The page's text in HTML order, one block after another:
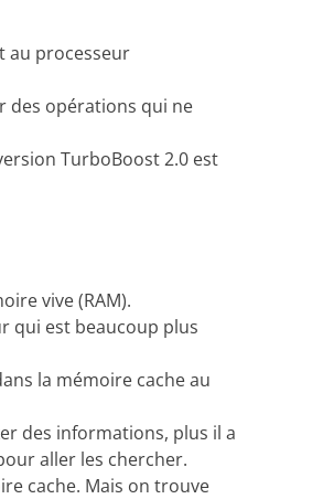
au processeur
des opérations qui ne
TurboBoost 2.0 est
vive (RAM).
qui est beaucoup plus
la mémoire cache au
des informations, plus il a
aller les chercher.
cache. Mais on trouve